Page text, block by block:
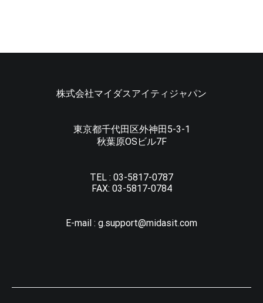
株式会社マイダスアイティジャパン
東京都千代田区外神田5-3-1
秋葉原OSビル7F
TEL : 03-5817-0787
FAX: 03-5817-0784
E-mail : g.support@midasit.com